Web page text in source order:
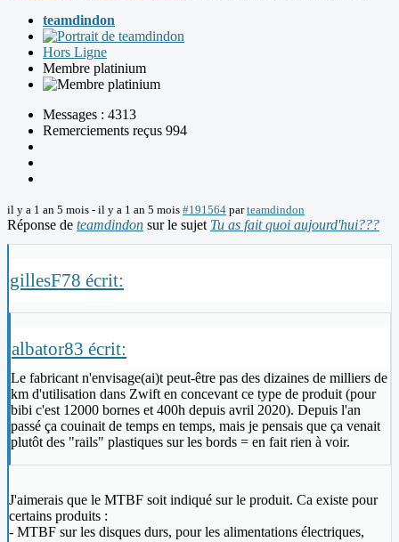
teamdindon
Hors Ligne
Membre platinium
Messages : 4313
Remerciements reçus 994
il y a 1 an 5 mois - il y a 1 an 5 mois #191564 parteamdindon
Réponse de teamdindon sur le sujet Tu as fait quoi aujourd'hui???
gillesF78 écrit:
albator83 écrit:
Le fabricant n'envisage(ai)t peut-être pas des dizaines de milliers de
km d'utilisation dans Zwift en concevant ce type de produit (pour
bibi c'est 12000 bornes et 400h depuis avril 2020). Depuis l'an
passé ça couinait de temps en temps, mais je pensais que ça venait
plutôt des "rails" plastiques sur les bords = en fait rien à voir.
J'aimerais que le MTBF soit indiqué sur le produit. Ca existe pour
certains produits :
- MTBF sur les disques durs, pour les alimentations électriques,